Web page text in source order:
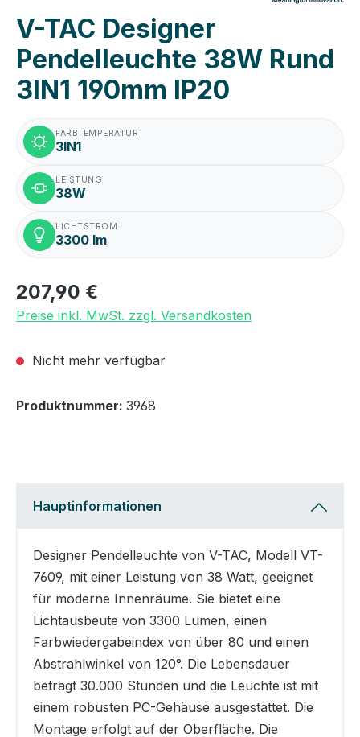
V-TAC Designer
Pendelleuchte 38W Rund
3IN1 190mm IP20
FARBTEMPERATUR
3IN1
LEISTUNG
38W
LICHTSTROM
3300 lm
207,90 €
Preise inkl. MwSt. zzgl. Versandkosten
Nicht mehr verfügbar
Produktnummer: 3968
Hauptinformationen
Designer Pendelleuchte von V-TAC, Modell VT-
7609, mit einer Leistung von 38 Watt, geeignet
für moderne Innenräume. Sie bietet eine
Lichtausbeute von 3300 Lumen, einen
Farbwiedergabeindex von über 80 und einen
Abstrahlwinkel von 120°. Die Lebensdauer
beträgt 30.000 Stunden und die Leuchte ist mit
einem robusten PC-Gehäuse ausgestattet. Die
Montage erfolgt auf der Oberfläche. Die